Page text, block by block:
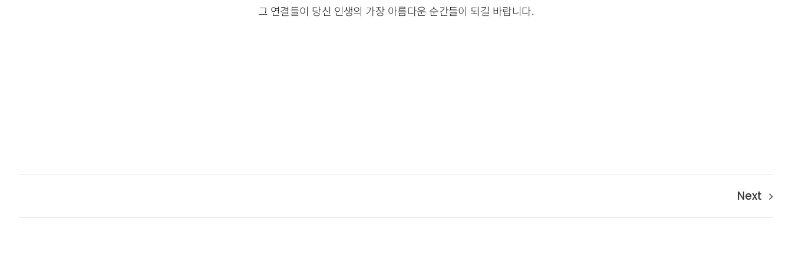
그 연결들이 당신 인생의 가장 아름다운 순간들이 되길 바랍니다.
Next